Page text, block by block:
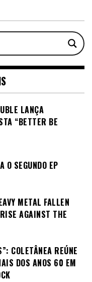
LANÇA
“BETTER BE
O SEGUNDO EP
METAL FALLEN
AGAINST THE
COLETÂNEA REÚNE
DOS ANOS 60 EM